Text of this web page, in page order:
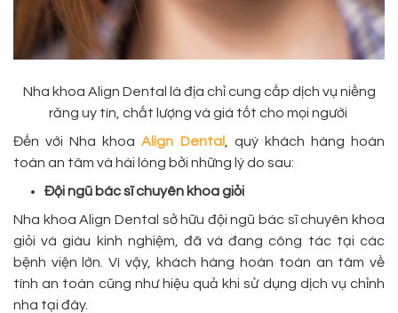
Nha khoa Align Dental là địa chỉ cung cấp dịch vụ niềng
răng uy tín, chất lượng và giá tốt cho mọi người
Đến với Nha khoaAlign Dental, quý khách hàng hoàn
toàn an tâm và hài lòng bởi những lý do sau:
Đội ngũ bác sĩ chuyên khoa giỏi
Nha khoa Align Dental sở hữu đội ngũ bác sĩ chuyên khoa
giỏi và giàu kinh nghiệm, đã và đang công tác tại các
bệnh viện lớn. Vì vậy, khách hàng hoàn toàn an tâm về
tính an toàn cũng như hiệu quả khi sử dụng dịch vụ chỉnh
nha tại đây.